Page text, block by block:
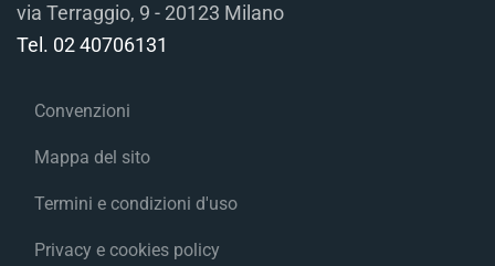
via Terraggio, 9 - 20123 Milano
Tel. 02 40706131
Convenzioni
Mappa del sito
Termini e condizioni d'uso
Privacy e cookies policy